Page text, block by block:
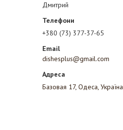
Дмитрий
+380 (73) 377-37-65
dishesplus@gmail.com
Базовая 17, Одеса, Україна